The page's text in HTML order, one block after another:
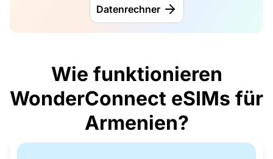
Datenrechner
Wie funktionieren
WonderConnect eSIMs für
Armenien?